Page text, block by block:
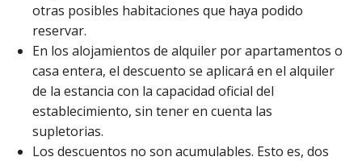
otras posibles habitaciones que haya podido
reservar.
En los alojamientos de alquiler por apartamentos o
casa entera, el descuento se aplicará en el alquiler
de la estancia con la capacidad oficial del
establecimiento, sin tener en cuenta las
supletorias.
Los descuentos no son acumulables. Esto es, dos